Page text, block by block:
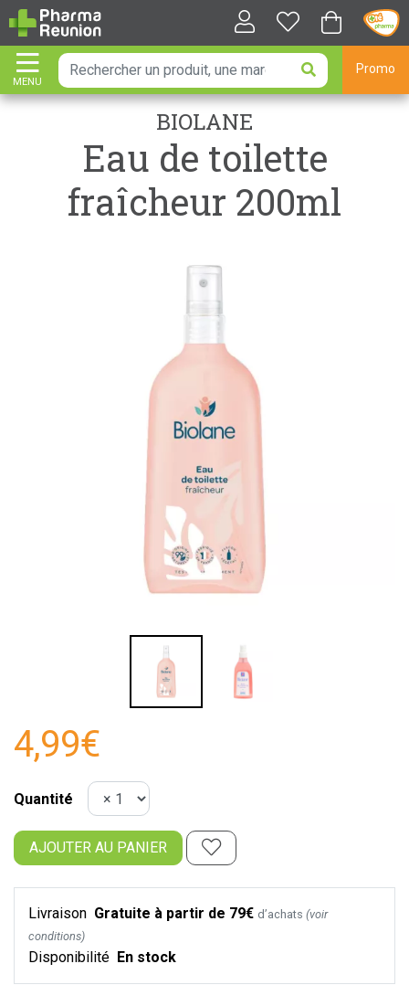
MENU
AFFICHER LA NAVIGATION
Promo
BIOLANE
Eau de toilette
fraîcheur 200ml
4,99€
Quantité
AJOUTER AU PANIER
Livraison Gratuite à partir de 79€ d’achats (voir
conditions)
Disponibilité En stock